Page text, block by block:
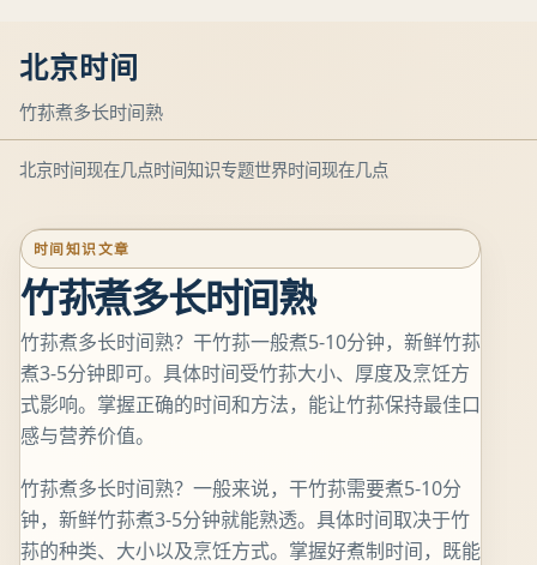
北京时间
竹荪煮多长时间熟
北京时间现在几点时间知识专题世界时间现在几点
时间知识文章
竹荪煮多长时间熟
竹荪煮多长时间熟？干竹荪一般煮5-10分钟，新鲜竹荪
煮3-5分钟即可。具体时间受竹荪大小、厚度及烹饪方
式影响。掌握正确的时间和方法，能让竹荪保持最佳口
感与营养价值。
竹荪煮多长时间熟？一般来说，干竹荪需要煮5-10分
钟，新鲜竹荪煮3-5分钟就能熟透。具体时间取决于竹
荪的种类、大小以及烹饪方式。掌握好煮制时间，既能